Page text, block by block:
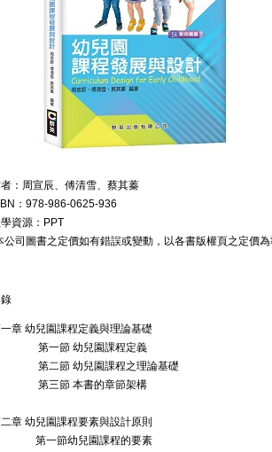
：周宣辰、傅清雪、蔡其蓁
：978-986-0625-936
資源：PPT
公司圖書之定價如有錯誤或變動，以各書版權頁之定價為
章 幼兒園課程定義與理論基礎
一節 幼兒園課程定義
二節 幼兒園課程之理論基礎
三節 本書的章節架構
章 幼兒園課程要素與設計原則
一節幼兒園課程的要素